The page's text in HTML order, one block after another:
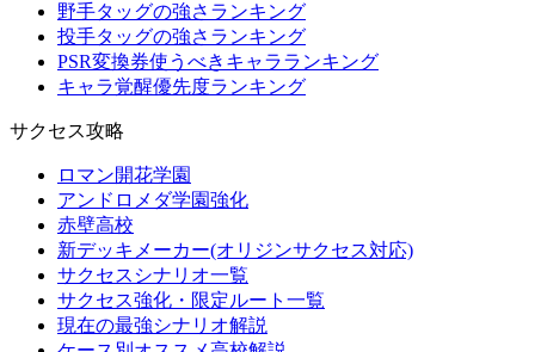
野手タッグの強さランキング
投手タッグの強さランキング
PSR変換券使うべきキャラランキング
キャラ覚醒優先度ランキング
サクセス攻略
ロマン開花学園
アンドロメダ学園強化
赤壁高校
新デッキメーカー(オリジンサクセス対応)
サクセスシナリオ一覧
サクセス強化・限定ルート一覧
現在の最強シナリオ解説